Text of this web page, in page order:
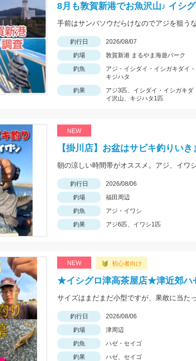
ー
ジ
8月も敦賀新港でお魚沢山♪ イシ
手前はサンバソウだらけなのでアジを狙う
釣行日 2026/08/07
釣場
敦賀新港 まるやま海遊パーク
釣魚
アジ・イシダイ・イシガキダイ・
キジハタ
釣果
アジ3匹、イシダイ・イシガキダ
イ沢山、キジハタ1匹
NEW
【掛川店】お盆はサビキ釣りい
釣行日 2026/08/06
釣場
福田周辺
釣魚
アジ・イワシ
釣果
アジ6匹、イワシ1匹
NEW 初心者向け
★イシグロ津高茶屋店★津近郊ハ
サイズはまだまだ小型ですが、果敢に当た
釣行日 2026/08/06
釣場
津周辺
釣魚
ハゼ・セイゴ
釣果
ハゼ、セイゴ